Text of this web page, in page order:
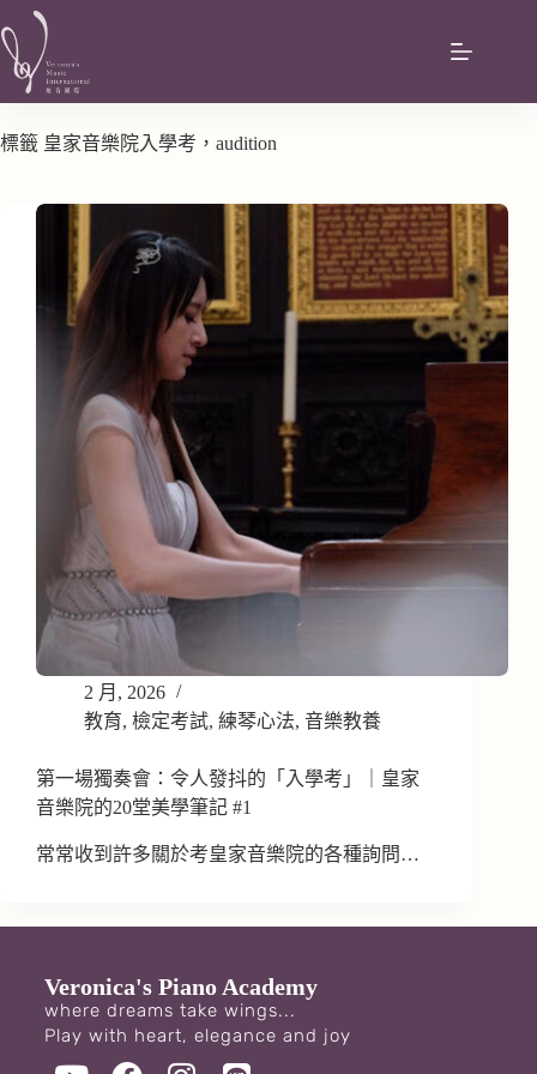
標籤 皇家音樂院入學考，audition
2 月, 2026
教育, 檢定考試, 練琴心法, 音樂教養
第一場獨奏會：令人發抖的「入學考」｜皇家
音樂院的20堂美學筆記 #1
常常收到許多關於考皇家音樂院的各種詢問…
Veronica's Piano Academy
where dreams take wings...
Play with heart, elegance and joy